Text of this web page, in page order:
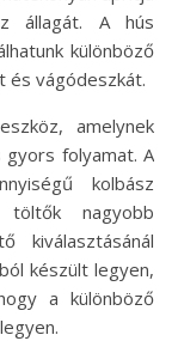
állagát. A hús
különböző
és vágódeszkát.
amelynek
folyamat. A
kolbász
nagyobb
kiválasztásánál
készült legyen,
a különböző